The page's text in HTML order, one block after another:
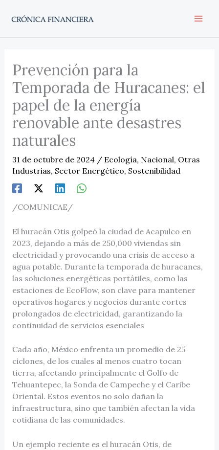
Prevención para la
Temporada de Huracanes: el
papel de la energía
renovable ante desastres
naturales
31 de octubre de 2024 / Ecología, Nacional, Otras
Industrias, Sector Energético, Sostenibilidad
/COMUNICAE/
El huracán Otis golpeó la ciudad de Acapulco en
2023, dejando a más de 250,000 viviendas sin
electricidad y provocando una crisis de acceso a
agua potable. Durante la temporada de huracanes,
las soluciones energéticas portátiles, como las
estaciones de EcoFlow, son clave para mantener
operativos hogares y negocios durante cortes
prolongados de electricidad, garantizando la
continuidad de servicios esenciales
Cada año, México enfrenta un promedio de 25
ciclones, de los cuales al menos cuatro tocan
tierra, afectando principalmente el Golfo de
Tehuantepec, la Sonda de Campeche y el Caribe
Oriental. Estos eventos no solo dañan la
infraestructura, sino que también afectan la vida
cotidiana de las comunidades.
Un ejemplo reciente es el huracán Otis, de